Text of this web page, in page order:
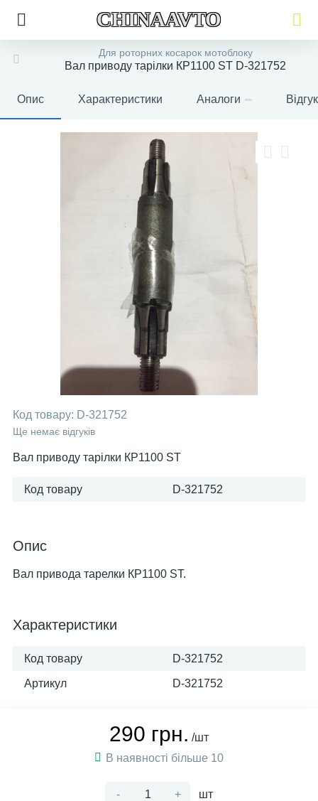
CHINAAVTO
Для роторних косарок мотоблоку
Вал приводу тарілки КР1100 ST D-321752
Опис Характеристики Аналоги
Код товару: D-321752
Ще немає відгуків
Вал приводу тарілки КР1100 ST
Код товару D-321752
Опис
Вал привода тарелки КР1100 ST.
Характеристики
Код товару D-321752
Артикул D-321752
290 грн. /шт
В наявності більше 10
- + шт